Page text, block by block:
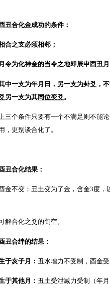
丑合化金成功的条件：
合之支必须相邻；
令为化神金的当令之地即辰申酉丑月
中一支为年月日，另一支为卦爻，
另一支为其同位变爻 。
三个条件只要有一个不满足则不能
，更别谈合化了。
丑合化结果：
金不变；丑土变为了金，含金3度，
解合化之爻的旬空。
丑合绊的结果：
于亥子月： 丑水增力不受制，酉金
于其他月： 丑土受泄减力受制（年